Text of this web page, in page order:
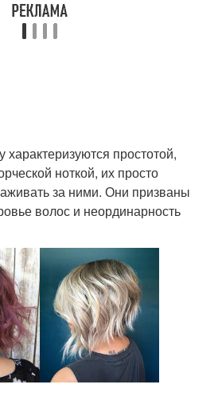
простотой,
ноткой, их просто
за ними. Они призваны
волос и неординарность